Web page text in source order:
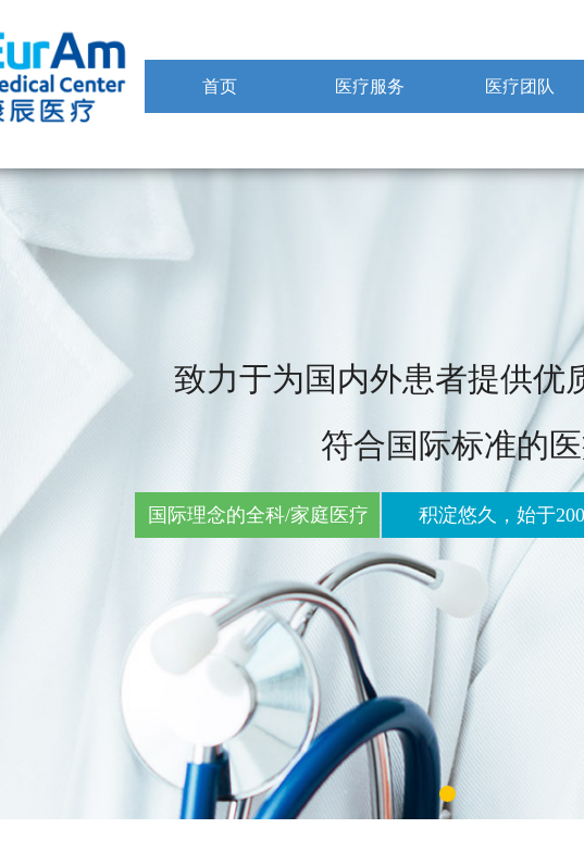
国际理念的全科/家庭医疗 积淀悠久，始于
致力于为国内外患者提供优
符合国际标准的
首页 医疗服务 医疗团队